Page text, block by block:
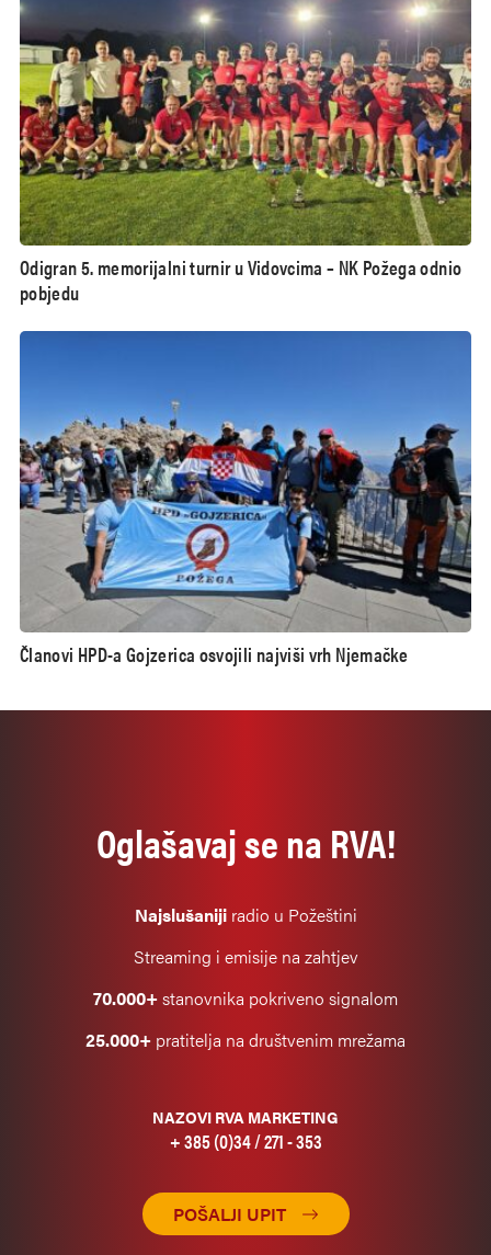
Odigran 5. memorijalni turnir u Vidovcima – NK Požega odnio
pobjedu
Članovi HPD-a Gojzerica osvojili najviši vrh Njemačke
Oglašavaj se na RVA!
Najslušanijiradio u Požeštini
Streaming i emisije na zahtjev
70.000+stanovnika pokriveno signalom
25.000+ pratitelja na društvenim mrežama
NAZOVI RVA MARKETING
+ 385 (0)34 / 271 - 353
POŠALJI UPIT